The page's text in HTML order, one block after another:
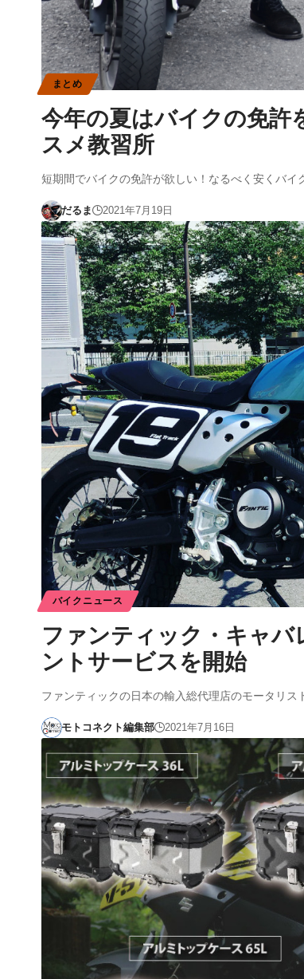
まとめ
今年の夏はバイクの免許
スメ教習所
短期間でバイクの免許が欲しい！なるべく安くバイ
だるま 2021年7月19日
バイクニュース
ファンティック・キャ
ントサービスを開始
ファンティックの日本の輸入総代理店のモータリス
モトコネクト編集部 2021年7月16日